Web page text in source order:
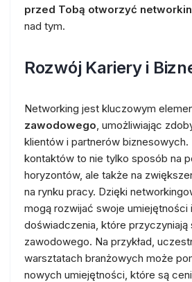
przed Tobą otworzyć
nad tym.
Rozwój Kariery i
Networking jest kluczowym
zawodowego, umożliwiając
klientów i partnerów biznesowych.
kontaktów to nie tylko sposób na
horyzontów, ale także na
na rynku pracy. Dzięki
mogą rozwijać swoje
doświadczenia, które przyczyniają
zawodowego. Na przykład,
warsztatach branżowych może
nowych umiejętności, które są